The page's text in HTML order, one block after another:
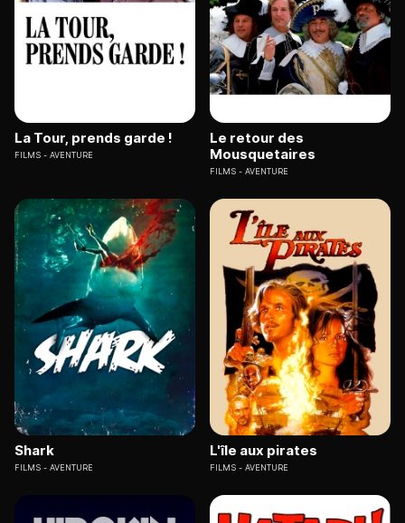
La Tour, prends garde !
FILMS AVENTURE
Le retour des
Mousquetaires
FILMS AVENTURE
Shark
FILMS AVENTURE
L'île aux pirates
FILMS AVENTURE